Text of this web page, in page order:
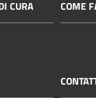
CURA COME